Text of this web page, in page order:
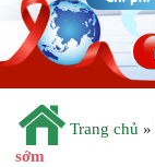
Trang chủ »
sớm